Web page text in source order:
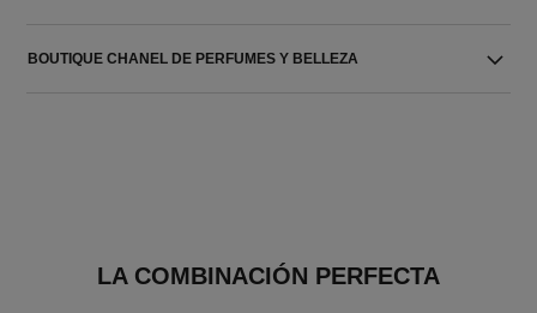
BOUTIQUE CHANEL DE PERFUMES Y BELLEZA
LA COMBINACIÓN PERFECTA